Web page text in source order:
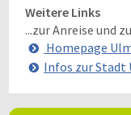
Weitere Links
...zur Anreise und
Homepage
Infos zur Stadt